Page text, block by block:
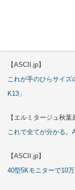
【ASCII.jp】
これが手のひらサイ
K13」
【エルミタージュ秋葉
これで全てが分かる
【ASCII.jp】
40型5Kモニターで10